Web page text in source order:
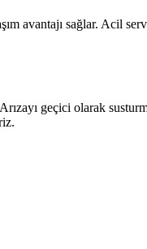
avantajı sağlar. Acil
geçici olarak